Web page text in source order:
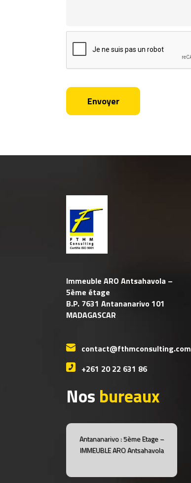
Immeuble ARO Antsahavola –
5ème étage
B.P. 7631 Antananarivo 101
MADAGASCAR
contact@fthmconsulting.com
+261 20 22 631 86
Nos bureaux
Antananarivo : 5ème Etage –
IMMEUBLE ARO Antsahavola